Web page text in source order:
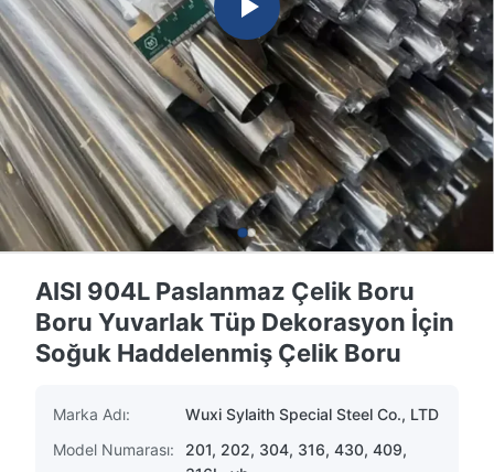
AISI 904L Paslanmaz Çelik Boru
Boru Yuvarlak Tüp Dekorasyon İçin
Soğuk Haddelenmiş Çelik Boru
Marka Adı:
Wuxi Sylaith Special Steel Co., LTD
Model Numarası:
201, 202, 304, 316, 430, 409,